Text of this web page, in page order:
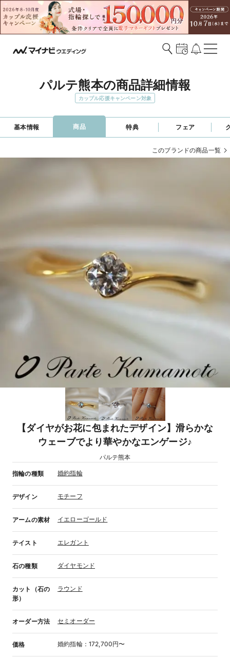
パルテ熊本の商品詳細情報
カップル応援キャンペーン対象
基本情報 商品 特典 フェア
このブランドの商品一覧
【ダイヤがお花に包まれたデザイン】滑らかな
ウェーブでより華やかなエンゲージ♪
パルテ熊本
指輪の種類 婚約指輪
デザイン モチーフ
アームの素材 イエローゴールド
テイスト エレガント
石の種類 ダイヤモンド
カット（石の
形）
ラウンド
オーダー方法 セミオーダー
価格 婚約指輪： 172,700円〜